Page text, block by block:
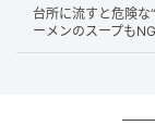
他人のせいに
のを壊しかね
度立ち止まっ
台所に流すと危険な
ーメンのスープも